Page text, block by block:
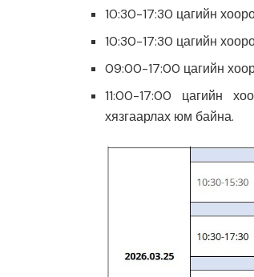
10:30-17:30 цагийн
10:30-17:30 цагийн
09:00-17:00 цагийн
11:00-17:00 цагийн
хязгаарлах юм байна.